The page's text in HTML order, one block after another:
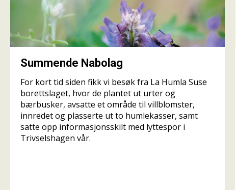
Summende Nabolag
For kort tid siden fikk vi besøk fra La Humla Suse
borettslaget, hvor de plantet ut urter og
bærbusker, avsatte et område til villblomster,
innredet og plasserte ut to humlekasser, samt
satte opp informasjonsskilt med lyttespor i
Trivselshagen vår.